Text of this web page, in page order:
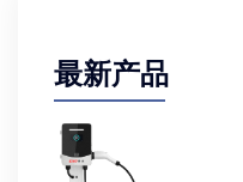
最新产品